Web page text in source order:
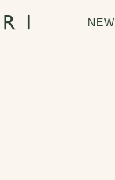
NEW